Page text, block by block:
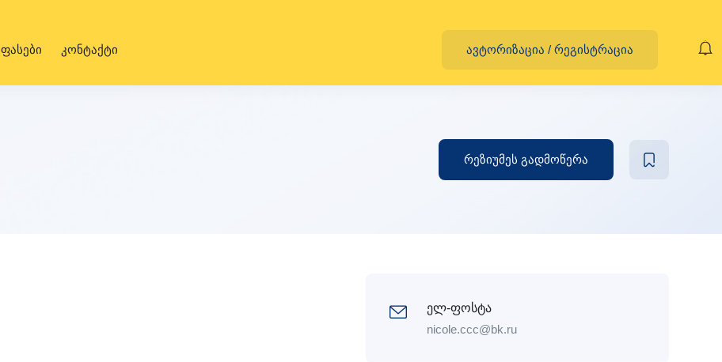
ფასები კონტაქტი ავტორიზაცია / რეგისტრაცია
რეზიუმეს გადმოწერა
ელ-ფოსტა
nicole.ccc@bk.ru